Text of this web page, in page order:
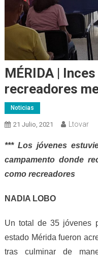
MÉRIDA |
recreadores
Noticias
21 Julio, 2021 Ltovar
*** Los jóvenes
campamento donde
como recreadores
NADIA LOBO
Un total de 35 jóvenes
estado Mérida fueron
tras culminar de